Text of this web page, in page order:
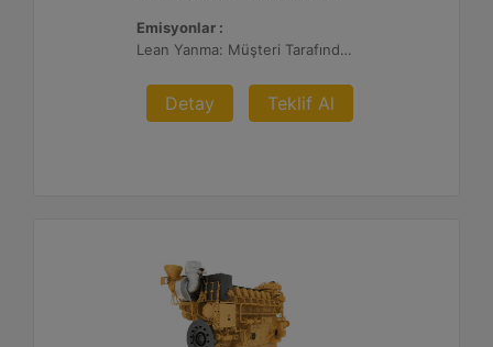
Emisyonlar :
Lean Yanma: Müşteri Tarafından Sağlanan Atık Arıtma ile NSPS Saha Uyumluluğuna Sahiptir, 0,3 g ve 0,5 g/bhp-sa. NOx
Detay Teklif Al